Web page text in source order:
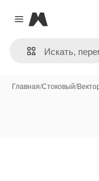
Close menu
Magnific
Главная/Стоковый/